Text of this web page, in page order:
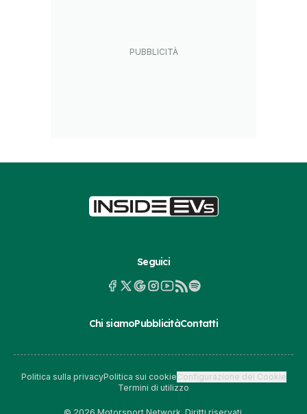
Seguici
Chi siamoPubblicitàContatti
Politica sulla privacyPolitica sui cookieConfigurazione dei Cookie
Termini di utilizzo